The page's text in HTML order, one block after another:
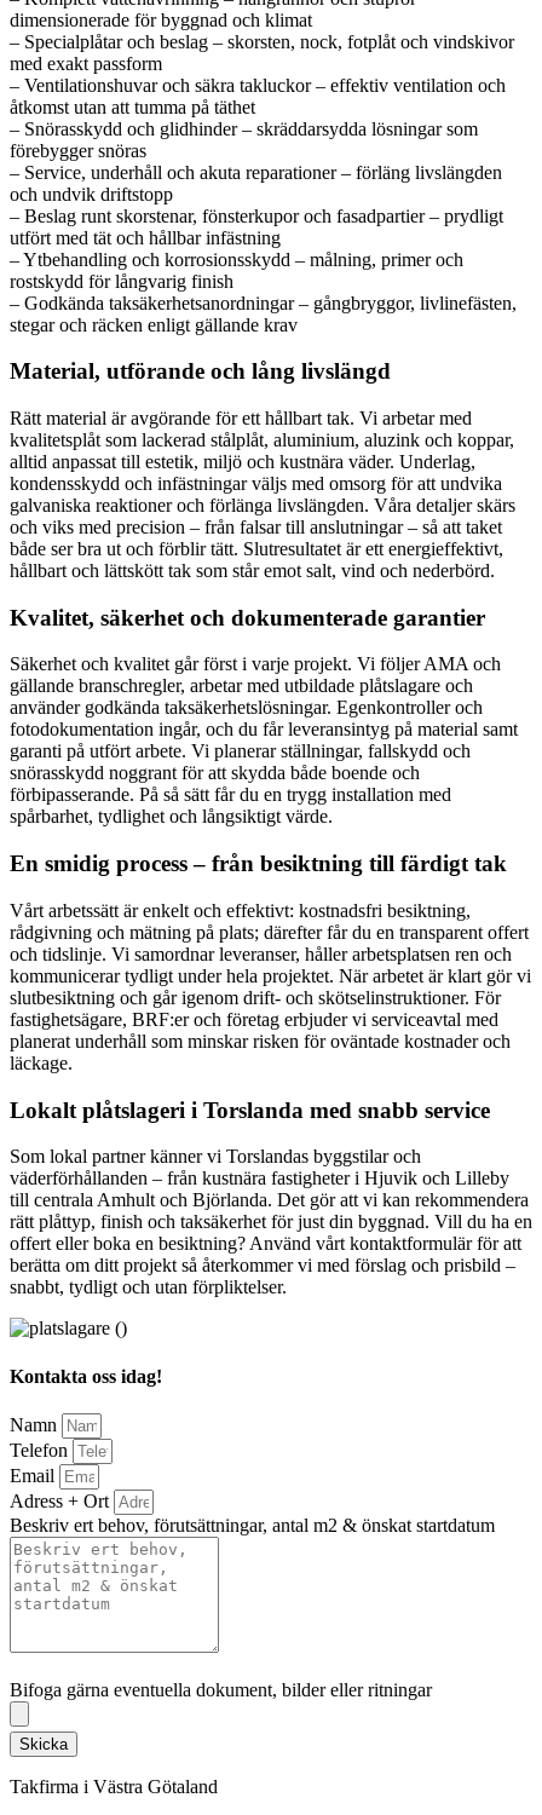
dimensionerade för byggnad och klimat
– Specialplåtar och beslag – skorsten, nock, fotplåt och vindskivor
med exakt passform
– Ventilationshuvar och säkra takluckor – effektiv ventilation och
åtkomst utan att tumma på täthet
– Snörasskydd och glidhinder – skräddarsydda lösningar som
förebygger snöras
– Service, underhåll och akuta reparationer – förläng livslängden
och undvik driftstopp
– Beslag runt skorstenar, fönsterkupor och fasadpartier – prydligt
utfört med tät och hållbar infästning
– Ytbehandling och korrosionsskydd – målning, primer och
rostskydd för långvarig finish
– Godkända taksäkerhetsanordningar – gångbryggor, livlinefästen,
stegar och räcken enligt gällande krav
Material, utförande och lång livslängd
Rätt material är avgörande för ett hållbart tak. Vi arbetar med
kvalitetsplåt som lackerad stålplåt, aluminium, aluzink och koppar,
alltid anpassat till estetik, miljö och kustnära väder. Underlag,
kondensskydd och infästningar väljs med omsorg för att undvika
galvaniska reaktioner och förlänga livslängden. Våra detaljer skärs
och viks med precision – från falsar till anslutningar – så att taket
både ser bra ut och förblir tätt. Slutresultatet är ett energieffektivt,
hållbart och lättskött tak som står emot salt, vind och nederbörd.
Kvalitet, säkerhet och dokumenterade garantier
Säkerhet och kvalitet går först i varje projekt. Vi följer AMA och
gällande branschregler, arbetar med utbildade plåtslagare och
använder godkända taksäkerhetslösningar. Egenkontroller och
fotodokumentation ingår, och du får leveransintyg på material samt
garanti på utfört arbete. Vi planerar ställningar, fallskydd och
snörasskydd noggrant för att skydda både boende och
förbipasserande. På så sätt får du en trygg installation med
spårbarhet, tydlighet och långsiktigt värde.
En smidig process – från besiktning till färdigt tak
Vårt arbetssätt är enkelt och effektivt: kostnadsfri besiktning,
rådgivning och mätning på plats; därefter får du en transparent offert
och tidslinje. Vi samordnar leveranser, håller arbetsplatsen ren och
kommunicerar tydligt under hela projektet. När arbetet är klart gör vi
slutbesiktning och går igenom drift- och skötselinstruktioner. För
fastighetsägare, BRF:er och företag erbjuder vi serviceavtal med
planerat underhåll som minskar risken för oväntade kostnader och
läckage.
Lokalt plåtslageri i Torslanda med snabb service
Som lokal partner känner vi Torslandas byggstilar och
väderförhållanden – från kustnära fastigheter i Hjuvik och Lilleby
till centrala Amhult och Björlanda. Det gör att vi kan rekommendera
rätt plåttyp, finish och taksäkerhet för just din byggnad. Vill du ha en
offert eller boka en besiktning? Använd vårt kontaktformulär för att
berätta om ditt projekt så återkommer vi med förslag och prisbild –
snabbt, tydligt och utan förpliktelser.
Kontakta oss idag!
Namn
Telefon
Email
Adress + Ort
Beskriv ert behov, förutsättningar, antal m2 & önskat startdatum
Bifoga gärna eventuella dokument, bilder eller ritningar
Skicka
Takfirma i Västra Götaland